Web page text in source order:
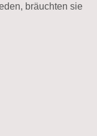
bräuchten sie